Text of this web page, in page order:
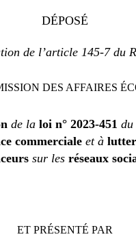
DÉPOSÉ
de l’article 145-7 du
DES AFFAIRES
de laloi n° 2023-451
commercialeet à
sur les réseaux
ET PRÉSENTÉ PAR